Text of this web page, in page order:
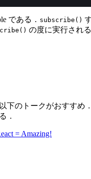
である． subscribe()
の度に実行され
下のトークがおすすめ
．
= Amazing!